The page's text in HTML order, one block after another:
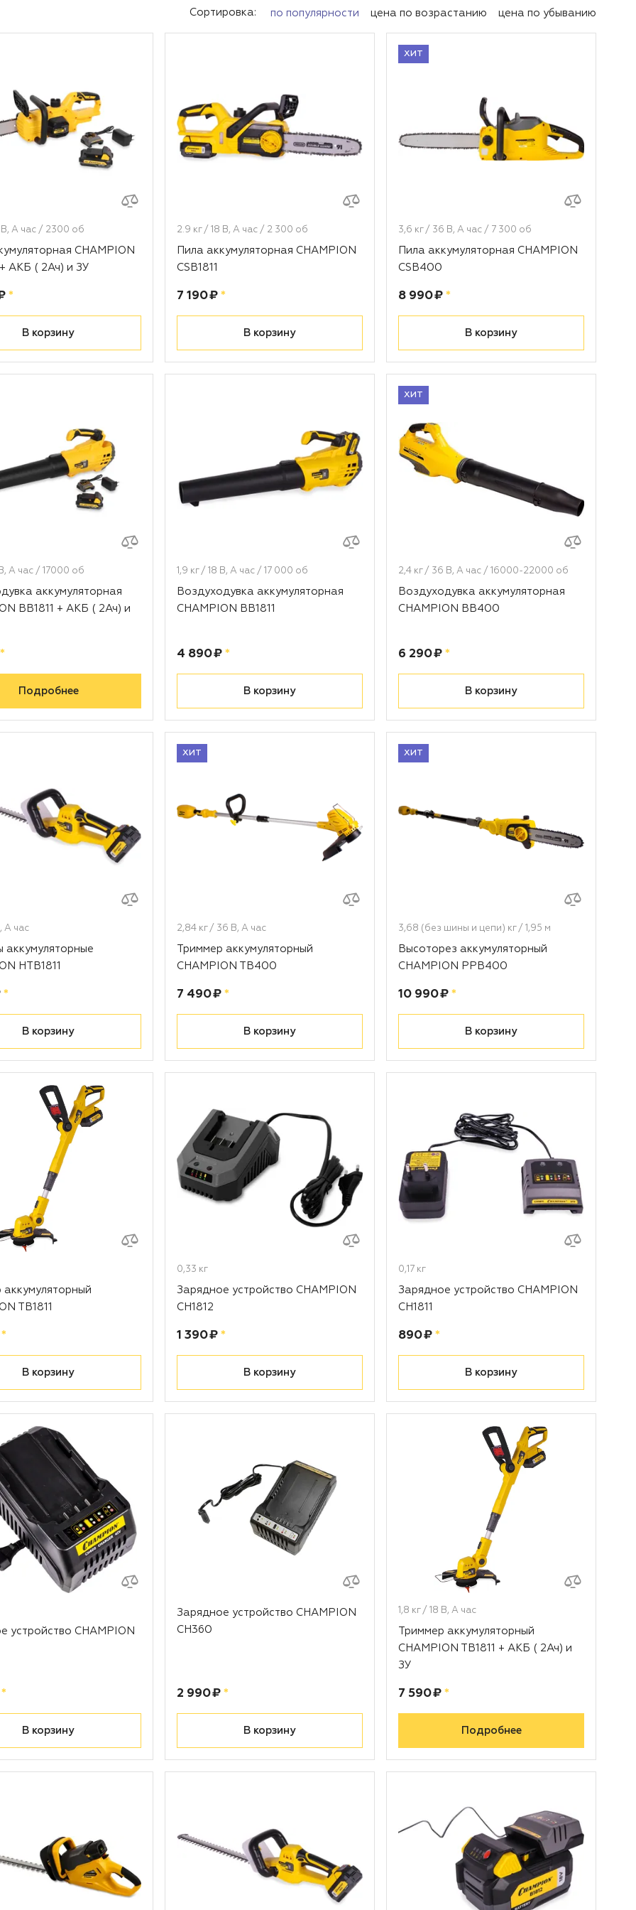
Сортировка: по популярности цена по возрастанию цена по убыванию
В, А час / 2300 об
CHAMPION
+ АКБ ( 2Ач) и ЗУ
рублей
*
В корзину
2.9 кг / 18 В, А час / 2 300 об
Пила аккумуляторная CHAMPION
CSB1811
Цена:
7 190 ₽ рублей
*
В корзину
ХИТ
3,6 кг / 36 В, А час / 7 300 об
Пила аккумуляторная CHAMPION
CSB400
Цена:
8 990 ₽ рублей
*
В корзину
В, А час / 17000 об
аккумуляторная
BB1811 + АКБ ( 2Ач) и
рублей
*
Подробнее
1,9 кг / 18 В, А час / 17 000 об
Воздуходувка аккумуляторная
CHAMPION BB1811
Цена:
4 890 ₽ рублей
*
В корзину
ХИТ
2,4 кг / 36 В, А час / 16000-22000 об
Воздуходувка аккумуляторная
CHAMPION BB400
Цена:
6 290 ₽ рублей
*
В корзину
А час
аккумуляторные
HTB1811
рублей
*
В корзину
ХИТ
2,84 кг / 36 В, А час
Триммер аккумуляторный
CHAMPION TB400
Цена:
7 490 ₽ рублей
*
В корзину
ХИТ
3,68 (без шины и цепи) кг / 1,95 м
Высоторез аккумуляторный
CHAMPION PPB400
Цена:
10 990 ₽ рублей
*
В корзину
аккумуляторный
TB1811
рублей
*
В корзину
0,33 кг
Зарядное устройство CHAMPION
CH1812
Цена:
1 390 ₽ рублей
*
В корзину
0,17 кг
Зарядное устройство CHAMPION
CH1811
Цена:
890 ₽ рублей
*
В корзину
устройство CHAMPION
рублей
*
В корзину
Зарядное устройство CHAMPION
CH360
Цена:
2 990 ₽ рублей
*
В корзину
1,8 кг / 18 В, А час
Триммер аккумуляторный
CHAMPION TB1811 + АКБ ( 2Ач) и
ЗУ
Цена:
7 590 ₽ рублей
*
Подробнее